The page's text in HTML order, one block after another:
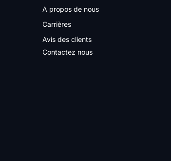
A propos de nous
Carrières
Avis des clients
Contactez nous